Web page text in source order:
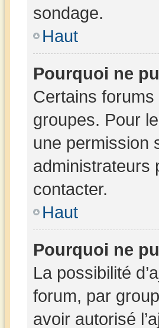
sondage.
Haut
Pourquoi ne
Certains
groupes. Pour
une permission
administrateurs
contacter.
Haut
Pourquoi ne
La possibilité
forum, par
avoir autorisé